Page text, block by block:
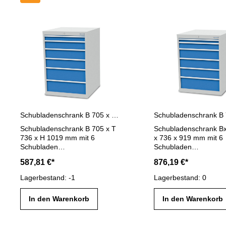
Schubladenschrank B 705 x T
736 x H 1019 mm mit 6
Schubladen
mm:1 x 75,1 x 125, 2 x 150, 2 x
200 mm Schubladennutzmaß R
24-24:600 x 600 mm
100 %:Schubladen mit 50 mm
Blendenhöhe - 70 kg
587,81 €*
Lagerbestand: -1
In den Warenkorb
Schubladenschrank
x 736 x 919 mm mit 6
Schubladen
mm:1 x 50, 1 x 100, 3
x 200 mm
R 24-24:600 x 600 mm
100 %:Schubladen mit
Blendenhöhe - 70 kg
876,19 €*
Lagerbestand: 0
In den Warenkorb